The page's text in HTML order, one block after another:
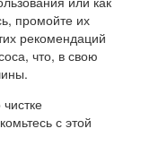
промойте их
рекомендаций
что, в свою
с этой